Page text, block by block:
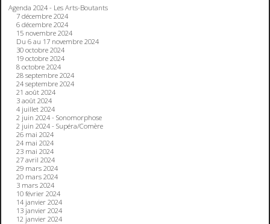
Agenda 2024 - Les Arts-Boutants
7 décembre 2024
6 décembre 2024
15 novembre 2024
Du 6 au 17 novembre 2024
30 octobre 2024
19 octobre 2024
8 octobre 2024
28 septembre 2024
24 septembre 2024
21 août 2024
3 août 2024
4 juillet 2024
2 juin 2024 - Sonomorphose
2 juin 2024 - Supéra/Comère
26 mai 2024
24 mai 2024
23 mai 2024
27 avril 2024
29 mars 2024
20 mars 2024
3 mars 2024
10 février 2024
14 janvier 2024
13 janvier 2024
12 janvier 2024